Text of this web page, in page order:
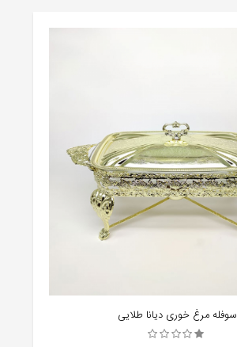
سوفله مرغ خوری دیانا طلایی